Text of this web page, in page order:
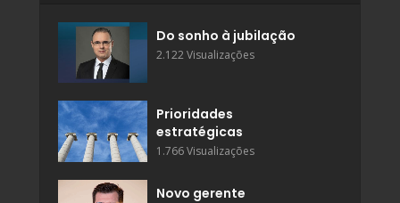
Do sonho à jubilação
2.122 Visualizações
Prioridades
estratégicas
1.766 Visualizações
Novo gerente